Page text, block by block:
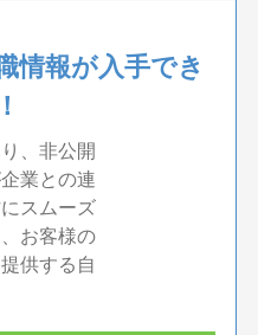
情報が入手でき
、非公開
業との連
スムーズ
お客様の
供する自